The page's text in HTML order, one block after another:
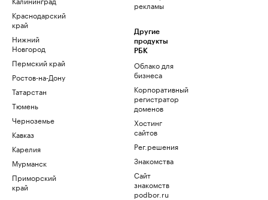
Краснодарский
край
Нижний
Новгород
Пермский край
Ростов-на-Дону
Татарстан
Тюмень
Черноземье
Кавказ
Карелия
Мурманск
Приморский
край
рекламы
Другие
продукты
РБК
Облако для
бизнеса
Корпоративный
регистратор
доменов
Хостинг
сайтов
Рег.решения
Знакомства
Сайт
знакомств
podbor.ru